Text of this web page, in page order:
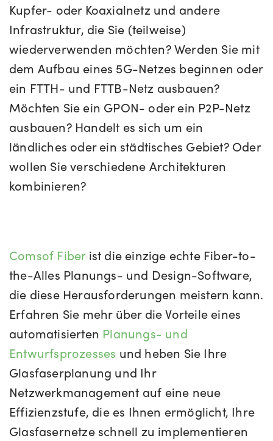
Kupfer- oder Koaxialnetz und andere
Infrastruktur, die Sie (teilweise)
wiederverwenden möchten? Werden Sie mit
dem Aufbau eines 5G-Netzes beginnen oder
ein FTTH- und FTTB-Netz ausbauen?
Möchten Sie ein GPON- oder ein P2P-Netz
ausbauen? Handelt es sich um ein
ländliches oder ein städtisches Gebiet? Oder
wollen Sie verschiedene Architekturen
kombinieren?
Comsof Fiberist die einzige echte Fiber-to-
the-Alles Planungs- und Design-Software,
die diese Herausforderungen meistern kann.
Erfahren Sie mehr über die Vorteile eines
automatisierten Planungs- und
Entwurfsprozesses und heben Sie Ihre
Glasfaserplanung und Ihr
Netzwerkmanagement auf eine neue
Effizienzstufe, die es Ihnen ermöglicht, Ihre
Glasfasernetze schnell zu implementieren